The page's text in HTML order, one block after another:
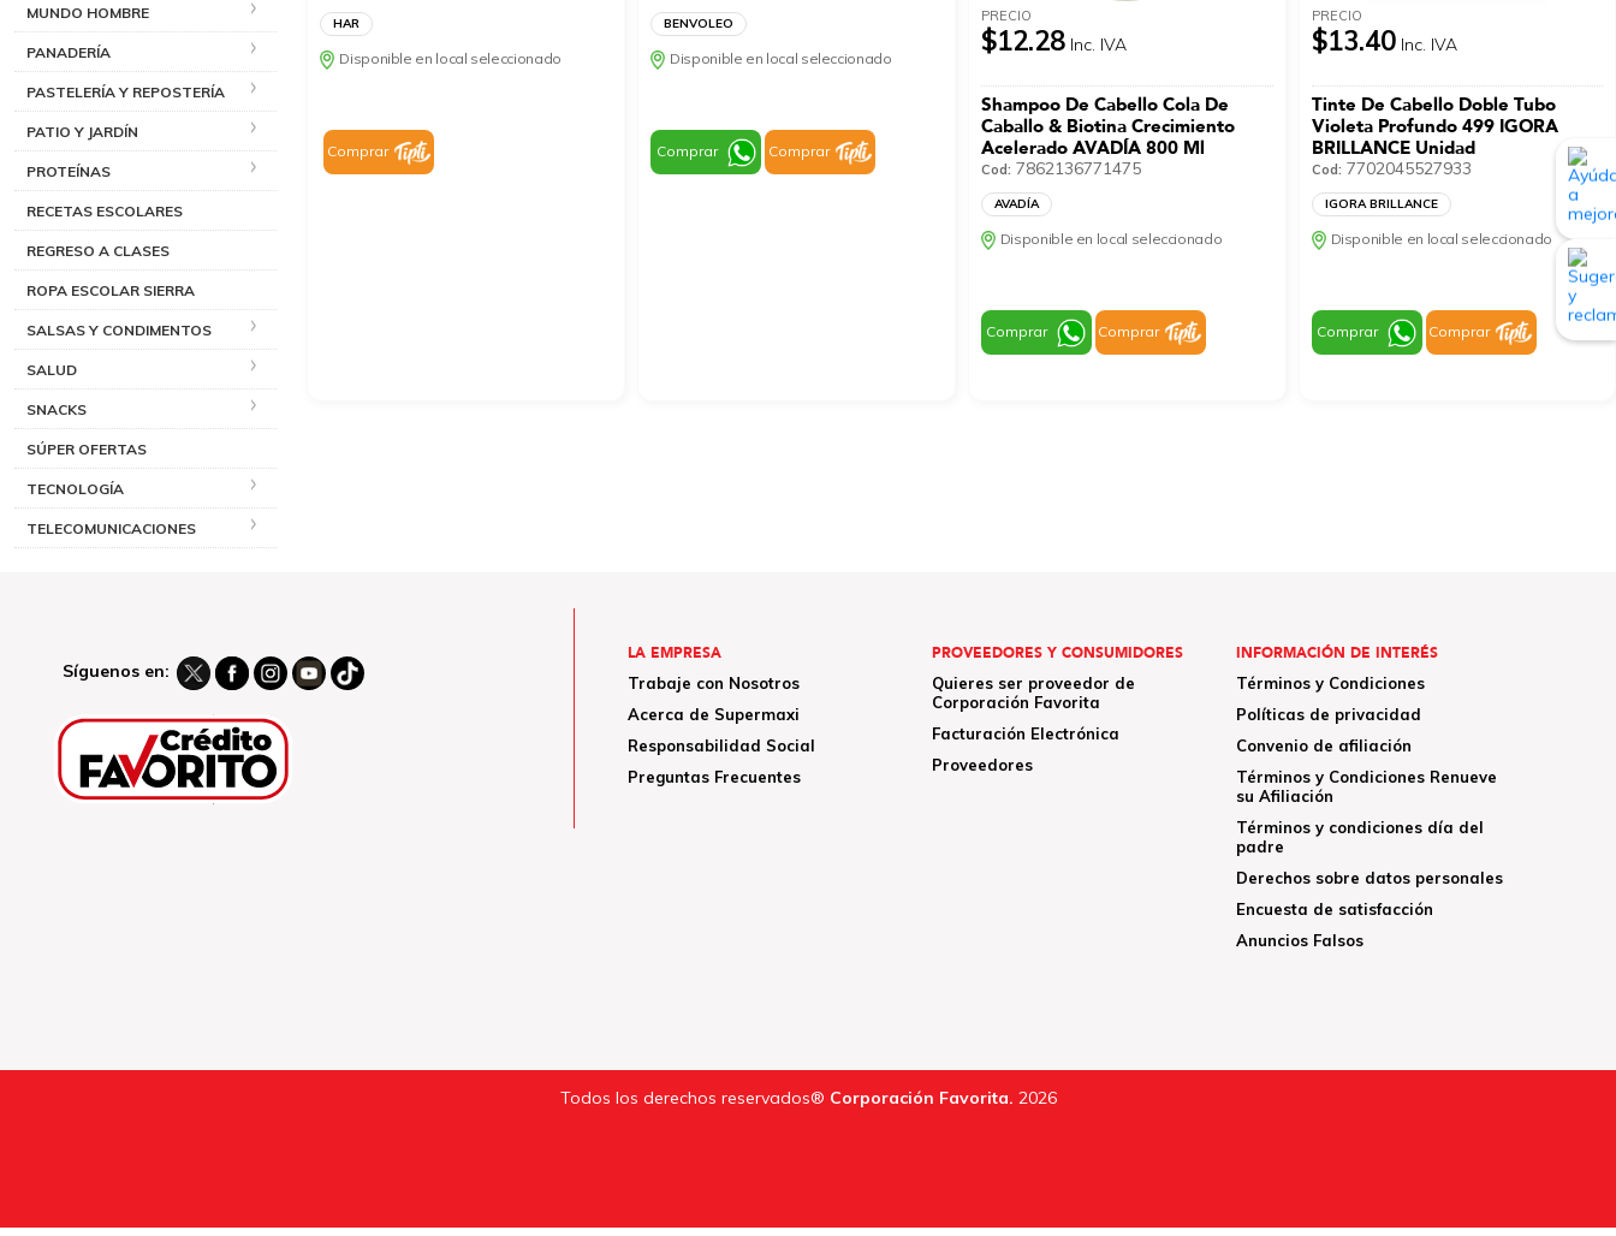
MUNDO HOMBRE
PANADERÍA
PASTELERÍA Y REPOSTERÍA
PATIO Y JARDÍN
PROTEÍNAS
RECETAS ESCOLARES
REGRESO A CLASES
ROPA ESCOLAR SIERRA
SALSAS Y CONDIMENTOS
SALUD
SNACKS
SÚPER OFERTAS
TECNOLOGÍA
TELECOMUNICACIONES
HAR
Disponible en local seleccionado
Comprar
BENVOLEO
Disponible en local seleccionado
Comprar Comprar
PRECIO
$12.28 Inc. IVA
Shampoo De Cabello Cola De
Caballo & Biotina Crecimiento
Acelerado AVADÍA 800 Ml
Cod: 7862136771475
AVADÍA
Disponible en local seleccionado
Comprar Comprar
PRECIO
$13.40 Inc. IVA
Tinte De Cabello Doble Tubo
Violeta Profundo 499 IGORA
BRILLANCE Unidad
Cod: 7702045527933
IGORA BRILLANCE
Disponible en local seleccionado
Comprar Comprar
Síguenos en:
LA EMPRESA
Trabaje con Nosotros
Acerca de Supermaxi
Responsabilidad Social
Preguntas Frecuentes
PROVEEDORES Y CONSUMIDORES
Quieres ser proveedor de
Corporación Favorita
Facturación Electrónica
Proveedores
INFORMACIÓN DE INTERÉS
Términos y Condiciones
Políticas de privacidad
Convenio de afiliación
Términos y Condiciones Renueve
su Afiliación
Términos y condiciones día del
padre
Derechos sobre datos personales
Encuesta de satisfacción
Anuncios Falsos
Todos los derechos reservados® Corporación Favorita. 2026